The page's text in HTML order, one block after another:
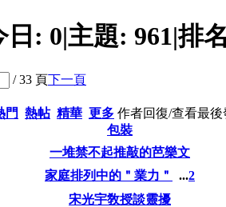
日: 0|主題: 961|排
/ 33 頁下一頁
門 熱帖 精華 更多 作者回復/查看最後
包裝
一堆禁不起推敲的芭樂文
家庭排列中的＂業力＂
...2
宋光宇敎授談靈擾